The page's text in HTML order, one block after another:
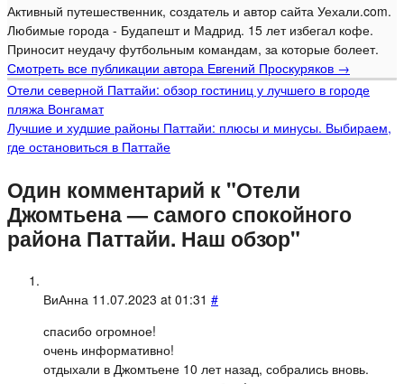
Активный путешественник, создатель и автор сайта Уехали.com.
Любимые города - Будапешт и Мадрид. 15 лет избегал кофе.
Приносит неудачу футбольным командам, за которые болеет.
Смотреть все публикации автора Евгений Проскуряков →
Отели северной Паттайи: обзор гостиниц у лучшего в городе
пляжа Вонгамат
Лучшие и худшие районы Паттайи: плюсы и минусы. Выбираем,
где остановиться в Паттайе
Один комментарий к "Отели
Джомтьена — самого спокойного
района Паттайи. Наш обзор"
ВиАнна 11.07.2023 at 01:31 #
спасибо огромное!
очень информативно!
отдыхали в Джомтьене 10 лет назад, собрались вновь.